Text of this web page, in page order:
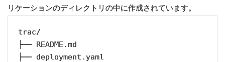
リケーションのディレクトリの中に作成されています。
trac/
├── README.md
├── deployment.yaml